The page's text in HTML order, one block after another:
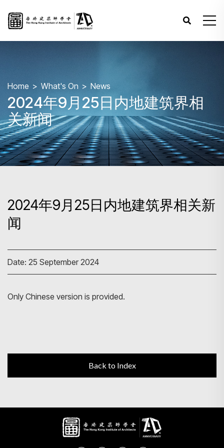
Home What's On News
2024年9月25日内地建筑界相
关新闻
2024年9月25日内地建筑界相关新
闻
Date: 25 September 2024
Only Chinese version is provided.
Back to Index